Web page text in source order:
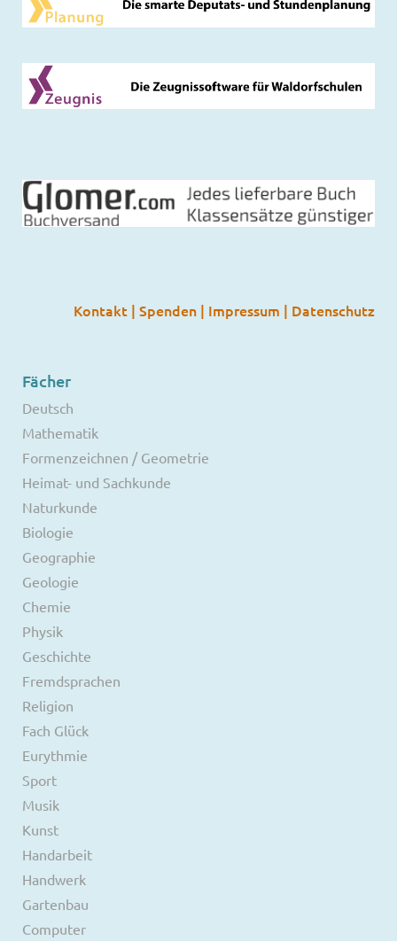
Kontakt | Spenden | Impressum | Datenschutz
Fächer
Deutsch
Mathematik
Formenzeichnen / Geometrie
Heimat- und Sachkunde
Naturkunde
Biologie
Geographie
Geologie
Chemie
Physik
Geschichte
Fremdsprachen
Religion
Fach Glück
Eurythmie
Sport
Musik
Kunst
Handarbeit
Handwerk
Gartenbau
Computer